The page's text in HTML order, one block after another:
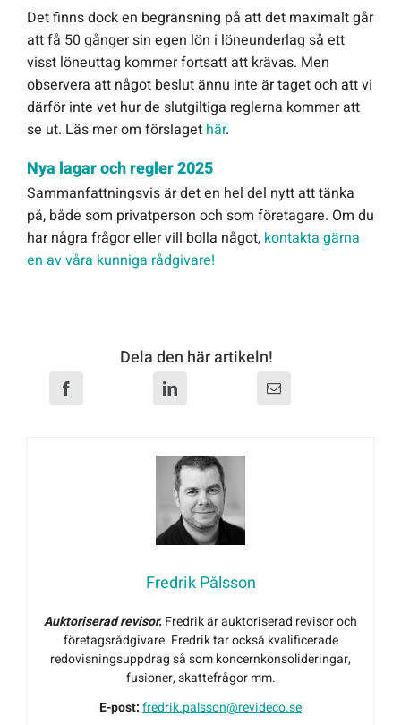
Det finns dock en begränsning på att det maximalt går
att få 50 gånger sin egen lön i löneunderlag så ett
visst löneuttag kommer fortsatt att krävas. Men
observera att något beslut ännu inte är taget och att vi
därför inte vet hur de slutgiltiga reglerna kommer att
se ut. Läs mer om förslaget här.
Nya lagar och regler 2025
Sammanfattningsvis är det en hel del nytt att tänka
på, både som privatperson och som företagare. Om du
har några frågor eller vill bolla något, kontakta gärna
en av våra kunniga rådgivare!
Dela den här artikeln!
Fredrik Pålsson
Auktoriserad revisor.Fredrik är auktoriserad revisor och
företagsrådgivare. Fredrik tar också kvalificerade
redovisningsuppdrag så som koncernkonsolideringar,
fusioner, skattefrågor mm.
E-post:fredrik.palsson@revideco.se